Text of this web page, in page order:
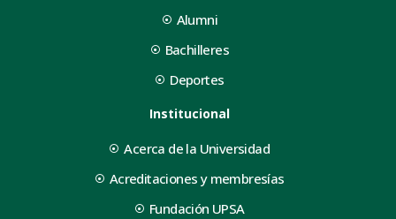
Alumni
Bachilleres
Deportes
Institucional
Acerca de la Universidad
Acreditaciones y membresías
Fundación UPSA